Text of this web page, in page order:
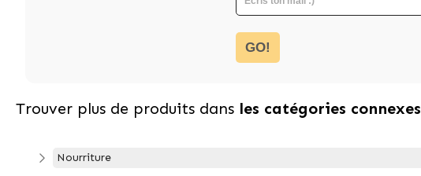
GO!
Trouver plus de produits dans les catégories connexes
Nourriture